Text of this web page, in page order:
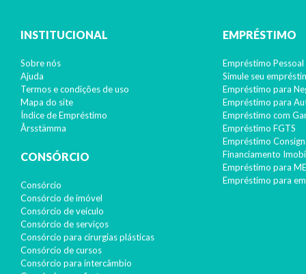
13º salário: Como fica o pagamento com as reduções?
Com ajustes do governo devido à crise este benefício está incerto.
INSTITUCIONAL
Sobre nós
Ajuda
Termos e condições de uso
Mapa do site
Índice de Empréstimo
Årsstämma
CONSÓRCIO
Consórcio
Consórcio de imóvel
Consórcio de veículo
Consórcio de serviços
Consórcio para cirurgias plásticas
Consórcio de cursos
Consórcio para intercâmbio
EMPRÉSTIMO
Empréstimo
Simule seu
Empréstimo para
Empréstimo para
Empréstimo com
Empréstimo FGTS
Empréstimo
Financiamento
Empréstimo para
Empréstimo para